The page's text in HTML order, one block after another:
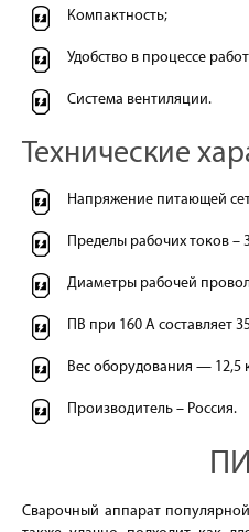
Компактность;
Удобство в процессе
Система вентиляции.
Технические
Напряжение питающей
Пределы рабочих токов –
Диаметры рабочей
ПВ при 160 А составляет
Вес оборудования — 12,5
Производитель – Россия.
Сварочный аппарат